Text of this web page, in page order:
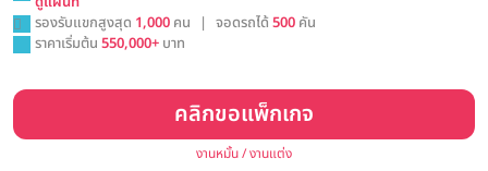
รองรับแขกสูงสุด 1,000 คน | จอดรถได้500 คัน
ราคาเริ่มต้น 550,000+ บาท
คลิกขอแพ็กเกจ
งานหมั้น / งานแต่ง